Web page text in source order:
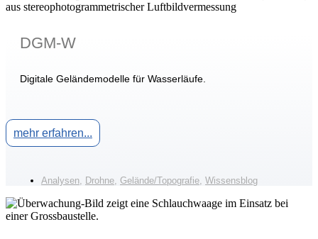
DGM-W
Digitale Geländemodelle für Wasserläufe.
mehr erfahren...
Analysen, Drohne, Gelände/Topografie, Wissensblog